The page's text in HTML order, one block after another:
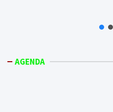
AGENDA